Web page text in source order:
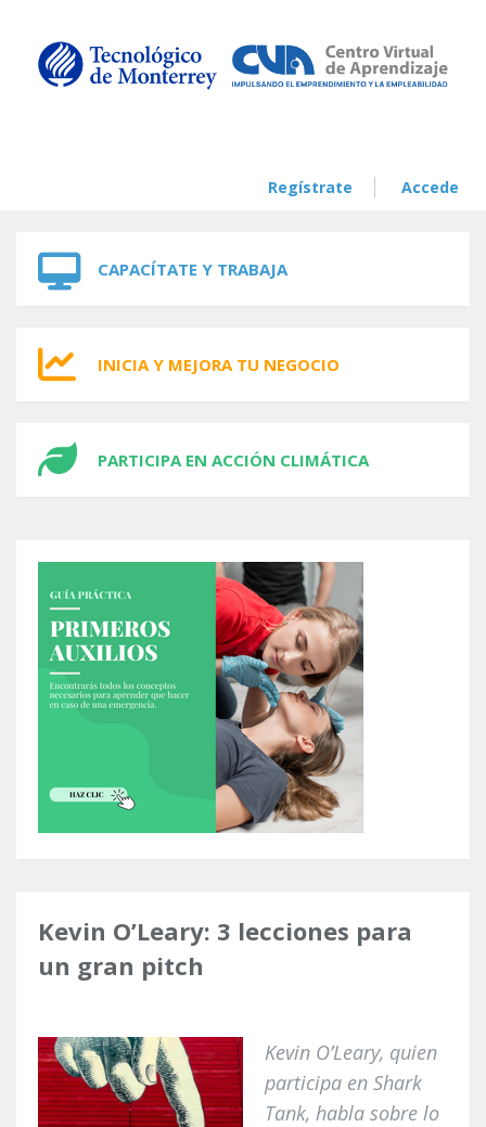
Regístrate Accede
CAPACÍTATE Y TRABAJA
INICIA Y MEJORA TU NEGOCIO
PARTICIPA EN ACCIÓN CLIMÁTICA
Kevin O’Leary: 3 lecciones para
un gran pitch
Kevin O’Leary, quien
participa en Shark
Tank, habla sobre lo